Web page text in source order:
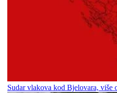
Sudar vlakova kod Bjelovara, više